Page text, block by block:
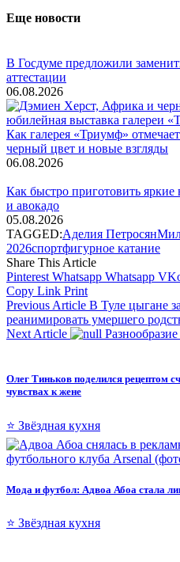
Еще новости
В Госдуме предложили
аттестации
06.08.2026
Как галерея «Триумф»
черный цвет и новые взгляды
06.08.2026
Как быстро приготовить яркие
и авокадо
05.08.2026
TAGGED:Аделия Петросян
2026спортфигурное катание
Share This Article
Pinterest Whatsapp Whatsapp
Copy Link Print
Previous Article В Туле цыгане
реанимировать умершего
Next Article
Олег Тиньков поделился рецептом
чувствах к жене
⭐ Звёздная кухня
Мода и футбол: Адвоа Абоа стала
⭐ Звёздная кухня